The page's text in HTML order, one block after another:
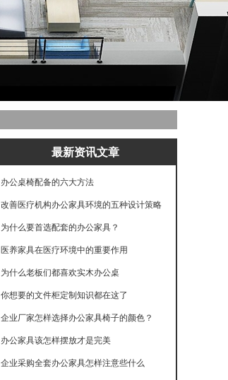
最新资讯文章
办公桌椅配备的六大方法
改善医疗机构办公家具环境的五种设计策略
为什么要首选配套的办公家具？
医养家具在医疗环境中的重要作用
为什么老板们都喜欢实木办公桌
你想要的文件柜定制知识都在这了
企业厂家怎样选择办公家具椅子的颜色？
办公家具该怎样摆放才是完美
企业采购全套办公家具怎样注意些什么